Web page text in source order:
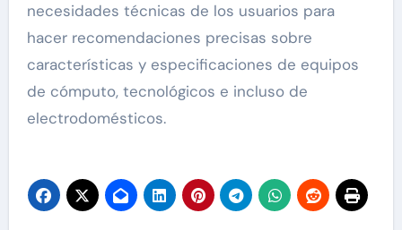
necesidades técnicas de los usuarios para
hacer recomendaciones precisas sobre
características y especificaciones de equipos
de cómputo, tecnológicos e incluso de
electrodomésticos.